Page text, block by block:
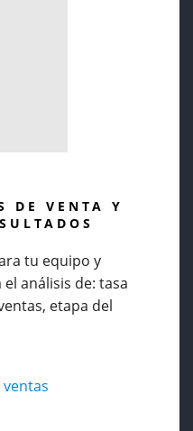
DE VENTA Y
tu equipo y
análisis de: tasa
etapa del
ventas